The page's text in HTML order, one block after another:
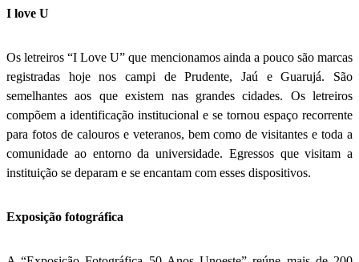
I love U
Os letreiros “I Love U” que mencionamos ainda a pouco são marcas
registradas hoje nos campi de Prudente, Jaú e Guarujá. São
semelhantes aos que existem nas grandes cidades. Os letreiros
compõem a identificação institucional e se tornou espaço recorrente
para fotos de calouros e veteranos, bem como de visitantes e toda a
comunidade ao entorno da universidade. Egressos que visitam a
instituição se deparam e se encantam com esses dispositivos.
Exposição fotográfica